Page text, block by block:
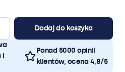
Dodaj do koszyka
i
Ponad 5000 opinii
klientów, ocena 4,8/5